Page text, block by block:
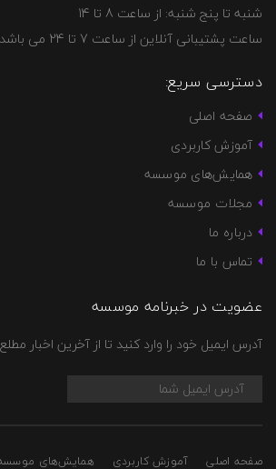
شنبه تا پنج شنبه: از ساعت 8 تا 14
ساعت پشتیبانی آنلاین از ساعت 7 تا 24 می باشد
دسترسی سریع:
صفحه اصلی
آموزش کاربردی
همایش‌های موسسه
مجلات موسسه
درباره ما
تماس با ما
عضویت در خبرنامه موسسه
آدرس ایمیل خود را وارد کنید تا از آخرین اخبار
صفحه اصلی آموزش کاربردی همایش‌های